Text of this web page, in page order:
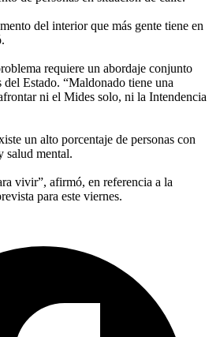
del interior que más gente tiene en
requiere un abordaje conjunto
Estado. “Maldonado tiene una
ni el Mides solo, ni la Intendencia
un alto porcentaje de personas con
salud mental.
vivir”, afirmó, en referencia a la
para este viernes.